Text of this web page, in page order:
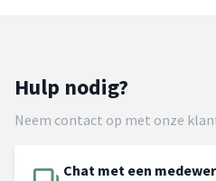
Hulp nodig?
Neem contact op met onze
Chat met een